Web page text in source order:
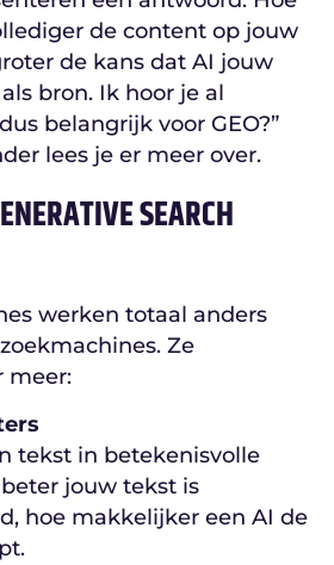
de content op jouw
de kans dat AI jouw
bron. Ik hoor je al
belangrijk voor GEO?”
lees je er meer over.
SEARCH
werken totaal anders
Ze
meer:
tekst in betekenisvolle
jouw tekst is
hoe makkelijker een AI de